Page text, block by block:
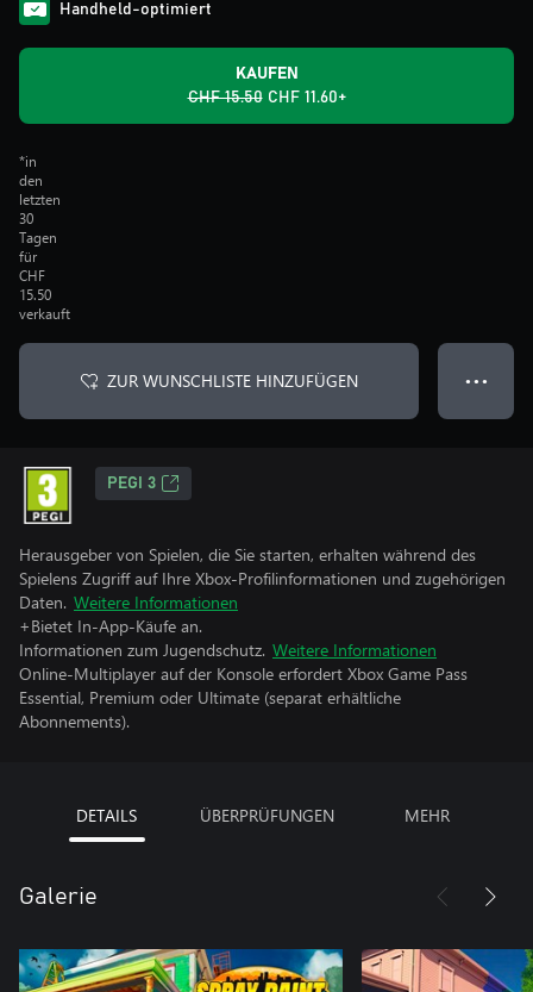
Handheld-optimiert
KAUFEN
CHF 15.50 CHF 11.60+
*in
den
letzten
30
Tagen
für
CHF
15.50
verkauft
ZUR WUNSCHLISTE HINZUFÜGEN ● ● ●
PEGI 3
Herausgeber von Spielen, die Sie starten, erhalten während des
Spielens Zugriff auf Ihre Xbox-Profilinformationen und zugehörigen
Daten. Weitere Informationen
+Bietet In-App-Käufe an.
Informationen zum Jugendschutz. Weitere Informationen
Online-Multiplayer auf der Konsole erfordert Xbox Game Pass
Essential, Premium oder Ultimate (separat erhältliche
Abonnements).
DETAILS ÜBERPRÜFUNGEN MEHR
Galerie